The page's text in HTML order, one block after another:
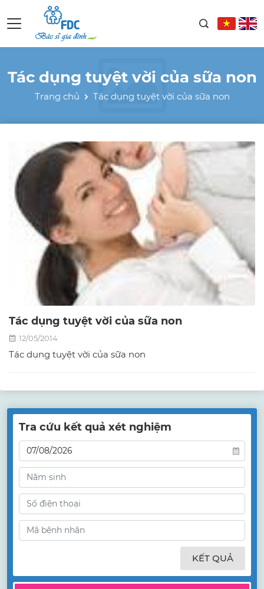
Tác dụng tuyệt vời của sữa non
Trang chủ Tác dụng tuyệt vời của sữa non
Tác dụng tuyệt vời của sữa non
12/05/2014
Tác dụng tuyệt vời của sữa non
Tra cứu kết quả xét nghiệm
KẾT QUẢ